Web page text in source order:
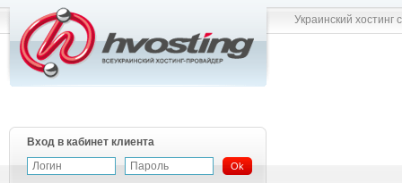
Украинский
Вход в кабинет клиента
Ok